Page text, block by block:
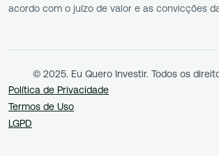
acordo com o juízo de valor e as convicções
© 2025. Eu Quero Investir. Todos os
Política de Privacidade
Termos de Uso
LGPD